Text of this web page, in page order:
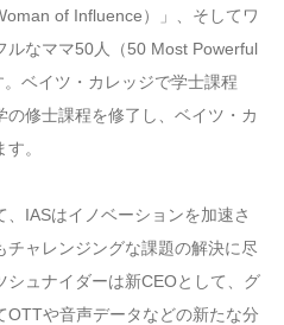
of Influence）」、そしてワ
ルなママ50人（50 Most Powerful
ベイツ・カレッジで学士課程
修士課程を修了し、ベイツ・カ
。
IASはイノベーションを加速さ
ャレンジングな課題の解決に尽
シュナイダーは新CEOとして、グ
OTTや音声データなどの新たな分